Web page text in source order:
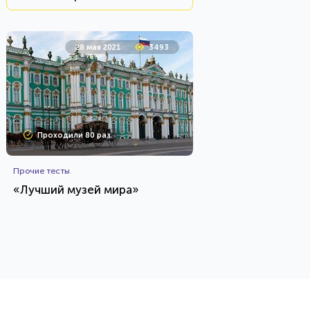
28 мая 2021 3493
Проходили 80 раз
Прочие тесты
«Лучший музей мира»